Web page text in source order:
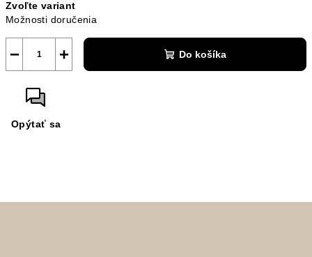
cena:
Zvoľte variant
Možnosti doručenia
+
− Do košíka
Opýtať sa